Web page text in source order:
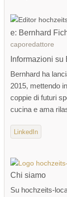
e: Bernhard
caporedattore
Informazioni
Bernhard ha
2015, mettendo
coppie di futuri
cucina e ama
LinkedIn
Chi siamo
Su hochzeits-